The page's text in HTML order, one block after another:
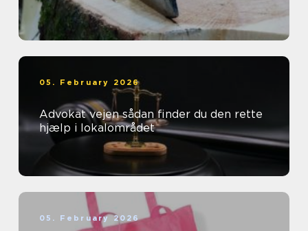
05. February 2026
Advokat vejen sådan finder du den rette
hjælp i lokalområdet
05. February 2026